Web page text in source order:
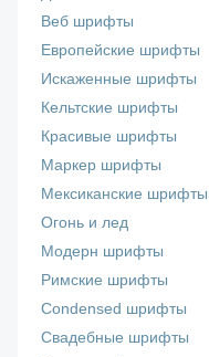
Веб шрифты
Европейские шрифты
Искаженные шрифты
Кельтские шрифты
Красивые шрифты
Маркер шрифты
Мексиканские шрифты
Огонь и лед
Модерн шрифты
Римские шрифты
Сondensed шрифты
Свадебные шрифты